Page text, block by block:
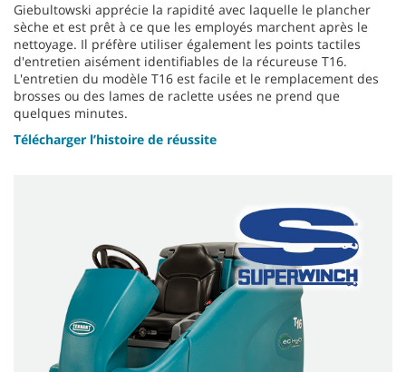
Giebultowski apprécie la rapidité avec laquelle le plancher
sèche et est prêt à ce que les employés marchent après le
nettoyage. Il préfère utiliser également les points tactiles
d'entretien aisément identifiables de la récureuse T16.
L'entretien du modèle T16 est facile et le remplacement des
brosses ou des lames de raclette usées ne prend que
quelques minutes.
Télécharger l’histoire de réussite